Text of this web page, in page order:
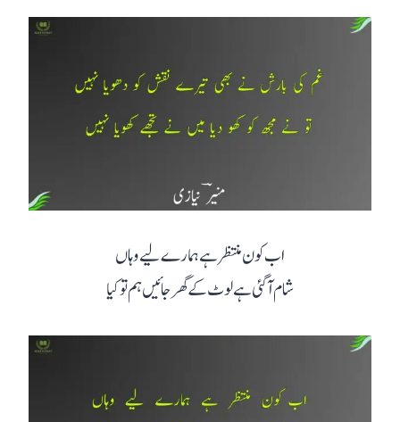
اب کون منتظر ہے ہمارے لیے وہاں
شام آ گئی ہے لوٹ کے گھر جائیں ہم تو کیا